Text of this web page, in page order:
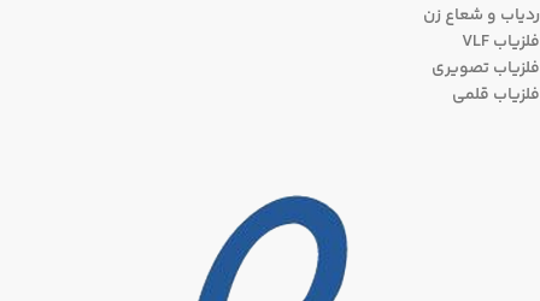
ردیاب و شعاع زن
فلزیاب VLF
فلزیاب تصویری
فلزیاب قلمی